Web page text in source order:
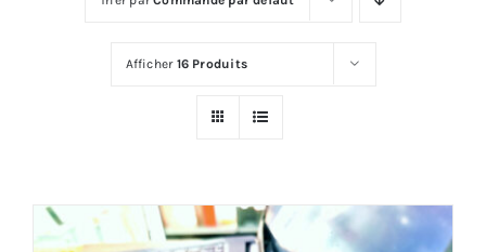
AUDIO
Afficher 16 Produits